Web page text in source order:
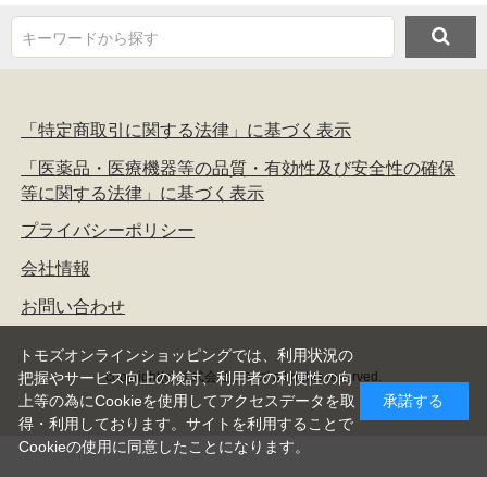
キーワードから探す
「特定商取引に関する法律」に基づく表示
「医薬品・医療機器等の品質・有効性及び安全性の確保
等に関する法律」に基づく表示
プライバシーポリシー
会社情報
お問い合わせ
copyright(c) 株式会社トモズ all rights reserved.
トモズオンラインショッピングでは、利用状況の
把握やサービス向上の検討、利用者の利便性の向
上等の為にCookieを使用してアクセスデータを取
得・利用しております。サイトを利用することで
Cookieの使用に同意したことになります。
承諾する